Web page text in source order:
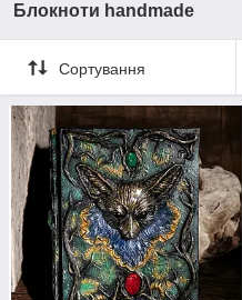
Блокноти handmade
Сортування